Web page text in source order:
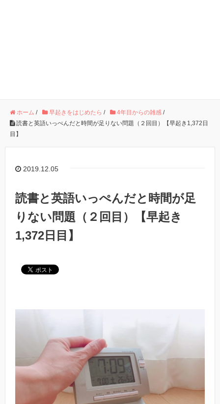
ホーム / 早起きをはじめたら / 4年目からの雑感 /
読書と英語いっぺんだと時間が足りない問題（２回目）【早起き1,372日
目】
2019.12.05
読書と英語いっぺんだと時間が足
りない問題（２回目）【早起き
1,372日目】